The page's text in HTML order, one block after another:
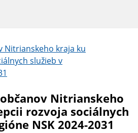
Nitrianskeho kraja ku
služieb v
Nitrianskeho
rozvoja sociálnych
NSK 2024-2031